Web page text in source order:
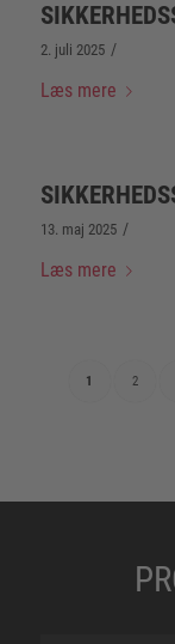
2. juli 2025 /
Læs mere
13. maj 2025 /
Læs mere
1 2